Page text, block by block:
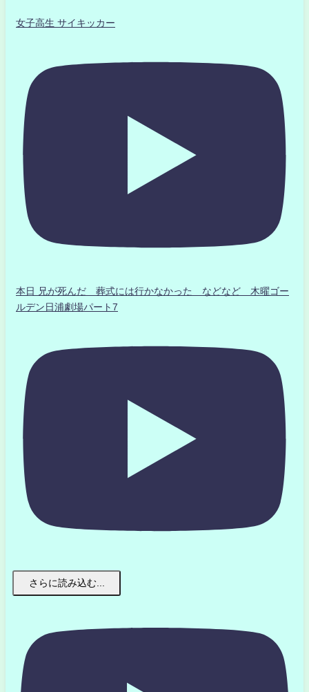
女子高生 サイキッカー
本日 兄が死んだ 葬式には行かなかった などなど 木曜ゴー
ルデン日浦劇場パート7
さらに読み込む...